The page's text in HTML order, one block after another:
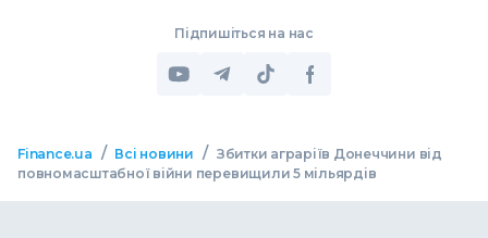
Підпишіться на нас
Finance.ua / Всі новини / Збитки аграріїв Донеччини від
повномасштабної війни перевищили 5 мільярдів